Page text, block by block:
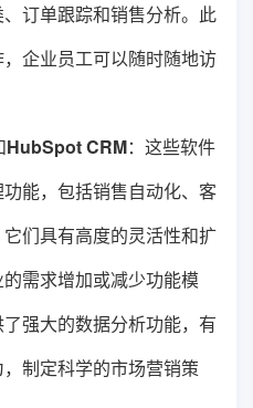
订单跟踪和销售分析。此
企业员工可以随时随地访
HubSpot CRM：这些软件
能，包括销售自动化、客
们具有高度的灵活性和扩
需求增加或减少功能模
强大的数据分析功能，有
制定科学的市场营销策